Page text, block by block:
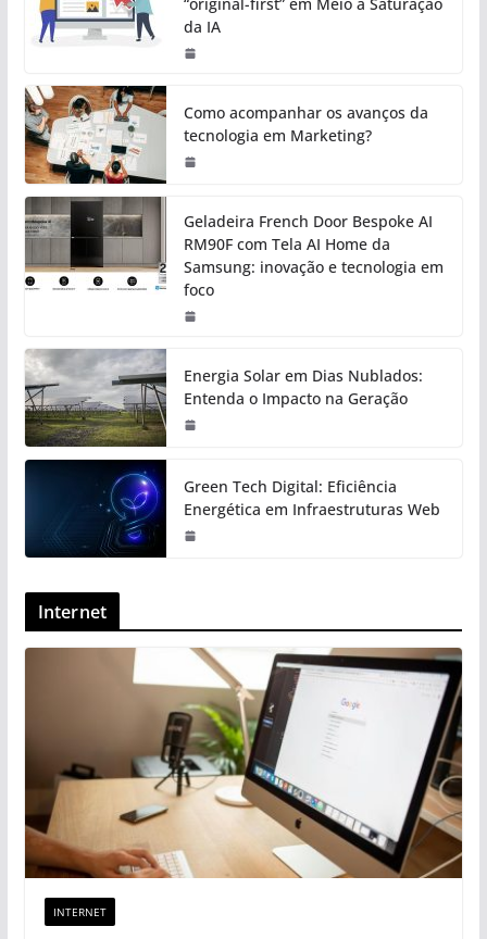
“original-first” em Meio à Saturação
da IA
Como acompanhar os avanços da
tecnologia em Marketing?
Geladeira French Door Bespoke AI
RM90F com Tela AI Home da
Samsung: inovação e tecnologia em
foco
Energia Solar em Dias Nublados:
Entenda o Impacto na Geração
Green Tech Digital: Eficiência
Energética em Infraestruturas Web
Internet
INTERNET